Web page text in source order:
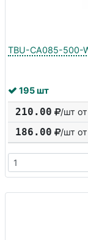
TBU-CA085-500-
195 шт
210.00 /шт
186.00 /шт от